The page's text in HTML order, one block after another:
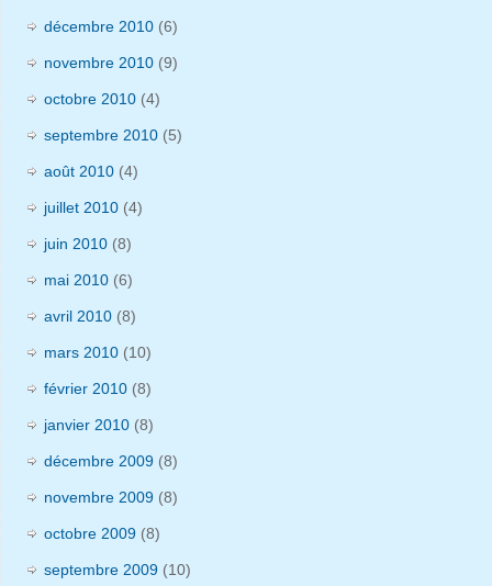
décembre 2010 (6)
novembre 2010 (9)
octobre 2010 (4)
septembre 2010 (5)
août 2010 (4)
juillet 2010 (4)
juin 2010 (8)
mai 2010 (6)
avril 2010 (8)
mars 2010 (10)
février 2010 (8)
janvier 2010 (8)
décembre 2009 (8)
novembre 2009 (8)
octobre 2009 (8)
septembre 2009 (10)